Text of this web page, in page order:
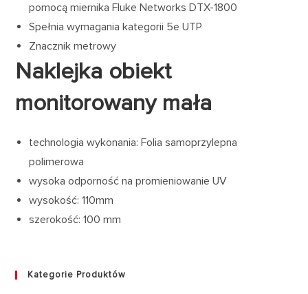
pomocą miernika Fluke Networks DTX-1800
Spełnia wymagania kategorii 5e UTP
Znacznik metrowy
Naklejka obiekt
monitorowany mała
technologia wykonania: Folia samoprzylepna
polimerowa
wysoka odporność na promieniowanie UV
wysokość: 110mm
szerokość: 100 mm
Kategorie Produktów